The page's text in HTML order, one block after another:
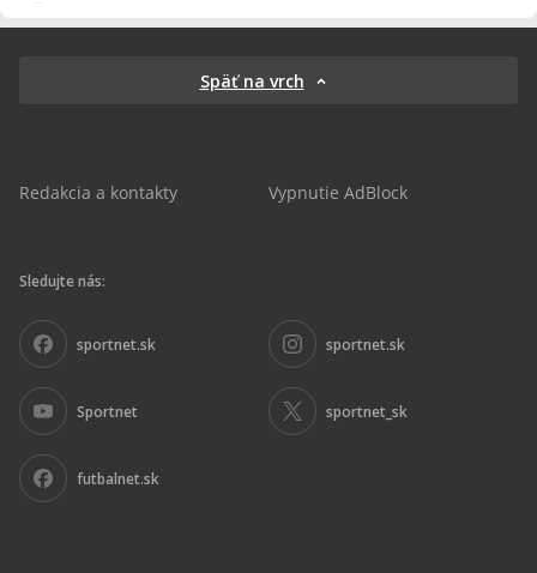
Späť na vrch
Redakcia a kontakty Vypnutie AdBlock
Sledujte nás:
sportnet.sk sportnet.sk
Sportnet sportnet_sk
futbalnet.sk